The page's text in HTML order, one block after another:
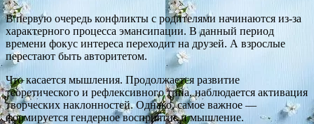
В первую очередь конфликты с родителями начинаются из-за
характерного процесса эмансипации. В данный период
времени фокус интереса переходит на друзей. А взрослые
перестают быть авторитетом.
Что касается мышления. Продолжается развитие
теоретического и рефлексивного типа, наблюдается активация
творческих наклонностей. Однако, самое важное —
формируется гендерное восприятие и мышление.